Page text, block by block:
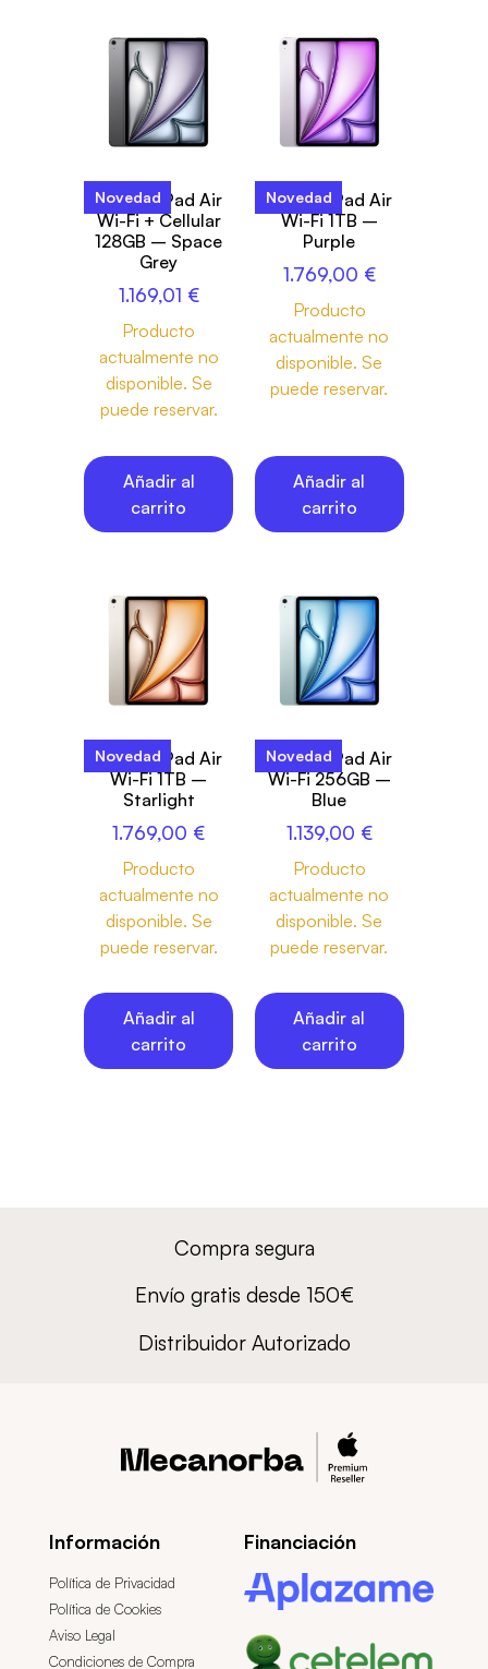
Novedad
13-inch iPad Air
Wi-Fi + Cellular
128GB – Space
Grey
1.169,01 €
Producto
actualmente no
disponible. Se
puede reservar.
Añadir al
carrito
Novedad
13-inch iPad Air
Wi-Fi 1TB –
Purple
1.769,00 €
Producto
actualmente no
disponible. Se
puede reservar.
Añadir al
carrito
Novedad
13-inch iPad Air
Wi-Fi 1TB –
Starlight
1.769,00 €
Producto
actualmente no
disponible. Se
puede reservar.
Añadir al
carrito
Novedad
13-inch iPad Air
Wi-Fi 256GB –
Blue
1.139,00 €
Producto
actualmente no
disponible. Se
puede reservar.
Añadir al
carrito
Compra segura
Envío gratis desde 150€
Distribuidor Autorizado
Información
Política de Privacidad
Política de Cookies
Aviso Legal
Condiciones de Compra
Financiación